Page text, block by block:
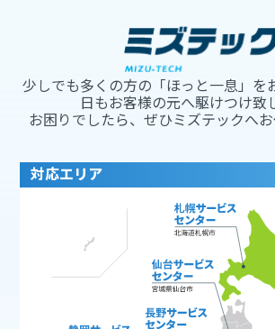
少しでも多くの方の「ほっと一息」を
日もお客様の元へ駆けつけ致
お困りでしたら、ぜひミズテックへお
対応エリア